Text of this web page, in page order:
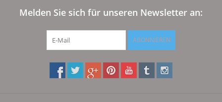
Melden Sie sich für unseren Newsletter an:
ABONNIEREN